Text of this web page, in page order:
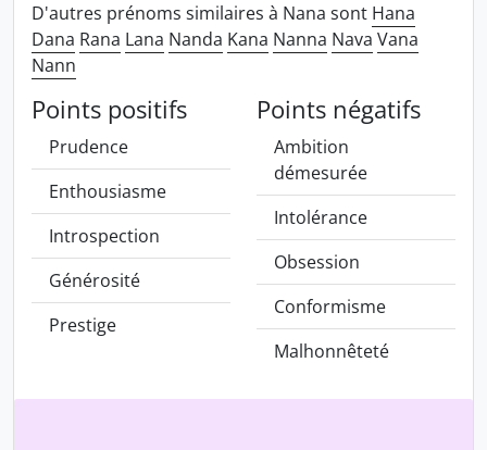
D'autres prénoms similaires à Nana sont Hana
Dana Rana Lana Nanda Kana Nanna Nava Vana
Nann
Points positifs
Prudence
Enthousiasme
Introspection
Générosité
Prestige
Points négatifs
Ambition
démesurée
Intolérance
Obsession
Conformisme
Malhonnêteté